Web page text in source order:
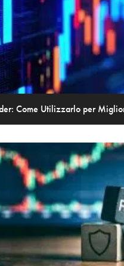
Come Utilizzarlo per